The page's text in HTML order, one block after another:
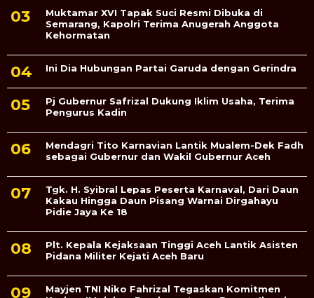
Muktamar XVI Tapak Suci Resmi Dibuka di
Semarang, Kapolri Terima Anugerah Anggota
Kehormatan
Ini Dia Hubungan Partai Garuda dengan Gerindra
Pj Gubernur Safrizal Dukung Iklim Usaha, Terima
Pengurus Kadin
Mendagri Tito Karnavian Lantik Mualem-Dek Fadh
sebagai Gubernur dan Wakil Gubernur Aceh
Tgk. H. Syibral Lepas Peserta Karnaval, Dari Daun
Kakau Hingga Daun Pisang Warnai Dirgahayu
Pidie Jaya Ke 18
Plt. Kepala Kejaksaan Tinggi Aceh Lantik Asisten
Pidana Militer Kejati Aceh Baru
Mayjen TNI Niko Fahrizal Tegaskan Komitmen